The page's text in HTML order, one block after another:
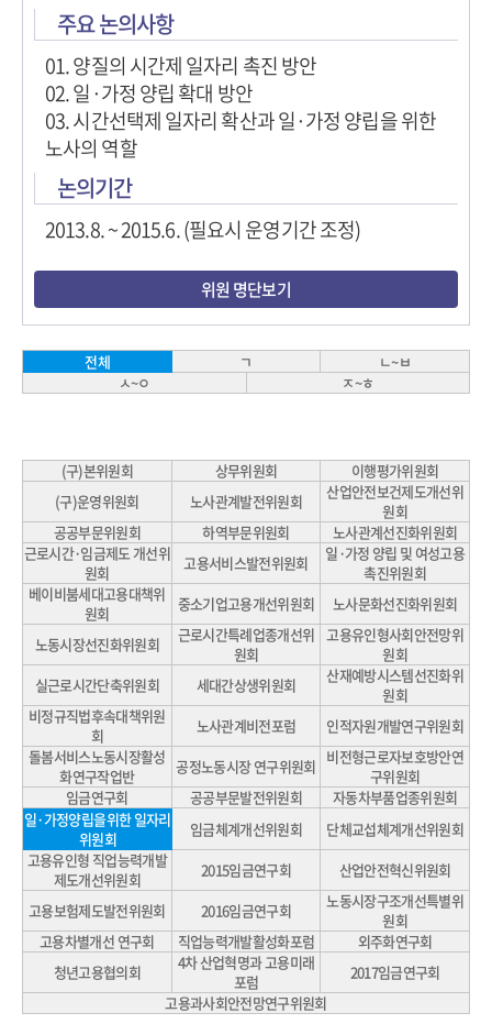
주요 논의사항
01. 양질의 시간제 일자리 촉진 방안
02. 일·가정 양립 확대 방안
03. 시간선택제 일자리 확산과 일·가정 양립을 위한
노사의 역할
논의기간
2013.8. ~ 2015.6. (필요시 운영기간 조정)
위원 명단보기
전체 ㄱ
ㄴ~ㅂ
ㅅ~ㅇ
ㅈ~ㅎ
(구)본위원회 상무위원회
이행평가위원회
(구)운영위원회
노사관계발전위원회
산업안전보건제도개선위
원회
공공부문위원회
하역부문위원회
노사관계선진화위원회
근로시간·임금제도 개선위
원회
고용서비스발전위원회
일·가정 양립 및 여성고용
촉진위원회
베이비붐세대고용대책위
원회
중소기업고용개선위원회
노사문화선진화위원회
노동시장선진화위원회
근로시간특례업종개선위
원회
고용유인형사회안전망위
원회
실근로시간단축위원회
세대간상생위원회
산재예방시스템선진화위
원회
비정규직법후속대책위원
회
노사관계비전포럼
인적자원개발연구위원회
돌봄서비스노동시장활성
화연구작업반
공정노동시장 연구위원회 비전형근로자보호방안연
구위원회
임금연구회
공공부문발전위원회
자동차부품업종위원회
일·가정양립을위한 일자리
위원회
임금체계개선위원회
단체교섭체계개선위원회
고용유인형 직업능력개발
제도개선위원회
2015임금연구회
산업안전혁신위원회
고용보험제도발전위원회
2016임금연구회
노동시장구조개선특별위
원회
고용차별개선 연구회
직업능력개발활성화포럼
외주화연구회
청년고용협의회
4차 산업혁명과 고용미래
포럼
2017임금연구회
고용과사회안전망연구위원회